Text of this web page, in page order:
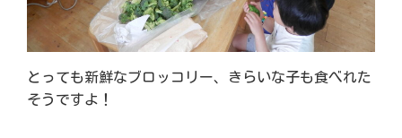
とっても新鮮なブロッコリー、きらいな子も食べれた
そうですよ！